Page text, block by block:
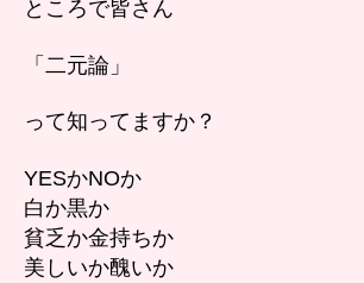
ところで皆さん
「二元論」
って知ってますか？
YESかNOか
白か黒か
貧乏か金持ちか
美しいか醜いか